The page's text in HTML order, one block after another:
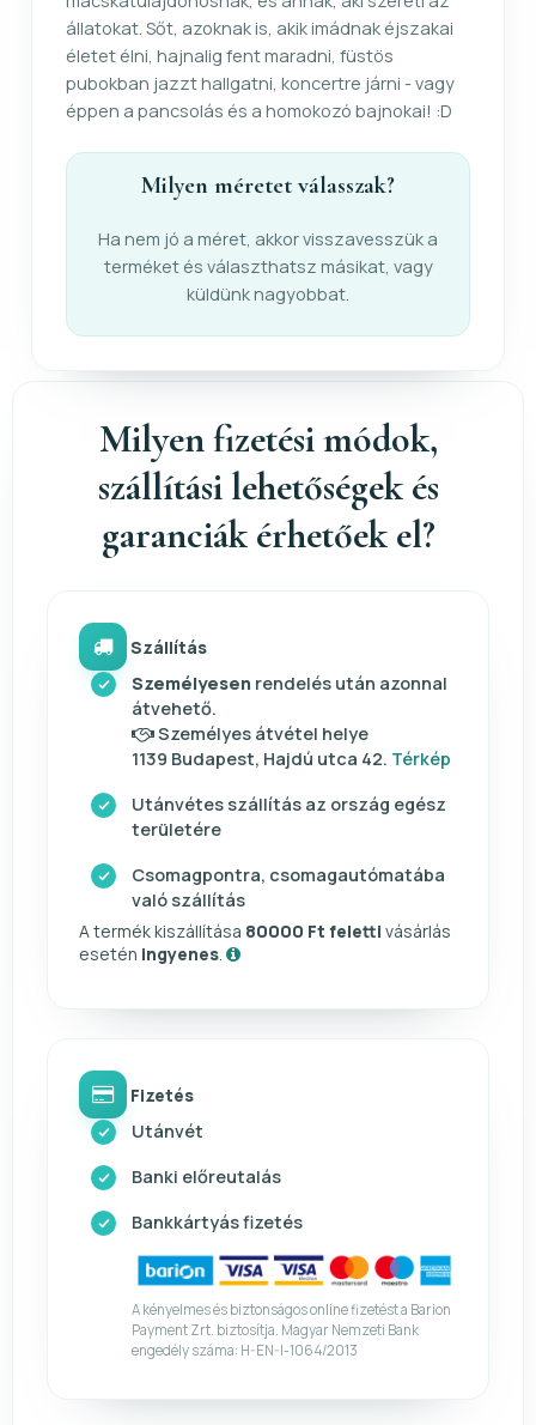
állatokat. Sőt, azoknak is, akik imádnak éjszakai
életet élni, hajnalig fent maradni, füstös
pubokban jazzt hallgatni, koncertre járni - vagy
éppen a pancsolás és a homokozó bajnokai! :D
Milyen méretet válasszak?
Ha nem jó a méret, akkor visszavesszük a
terméket és választhatsz másikat, vagy
küldünk nagyobbat.
Milyen fizetési módok,
szállítási lehetőségek és
garanciák érhetőek el?
Szállítás
Személyesen rendelés után azonnal
átvehető.
Személyes átvétel helye
1139 Budapest, Hajdú utca 42. Térkép
Utánvétes szállítás az ország egész
területére
Csomagpontra, csomagautómatába
való szállítás
A termék kiszállítása 80000 Ft feletti vásárlás
esetén ingyenes
Fizetés
Utánvét
Banki előreutalás
Bankkártyás fizetés
A kényelmes és biztonságos online fizetést a Barion
Payment Zrt. biztosítja. Magyar Nemzeti Bank
engedély száma: H-EN-I-1064/2013